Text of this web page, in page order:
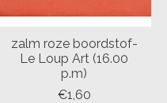
zalm roze boordstof-
Le Loup Art (16.00
p.m)
€1,60